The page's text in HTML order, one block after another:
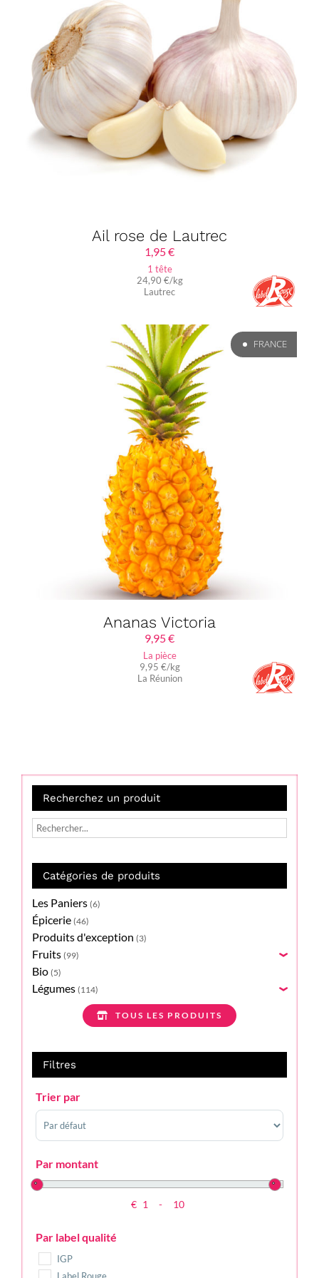
Ail rose de Lautrec
1,95€
1 tête
24,90 €/kg
Lautrec
FRANCE
Ananas Victoria
9,95€
La pièce
9,95 €/kg
La Réunion
Recherchez un produit
Catégories de produits
Les Paniers (6)
Épicerie (46)
Produits d'exception (3)
Fruits (99) ›
Bio (5)
Légumes (114) ›
TOUS LES PRODUITS
Filtres
Trier par
Sort Products
Par montant
€ Minimum Price
- Maximum Price
Par label qualité
IGP